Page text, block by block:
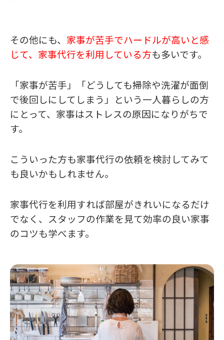
その他にも、 家事が苦手でハードルが高いと感
じて、家事代行を利用している方も多いです。
「家事が苦手」「どうしても掃除や洗濯が面倒
で後回しにしてしまう」という一人暮らしの方
にとって、家事はストレスの原因になりがちで
す。
こういった方も家事代行の依頼を検討してみて
も良いかもしれません。
家事代行を利用すれば部屋がきれいになるだけ
でなく、スタッフの作業を見て効率の良い家事
のコツも学べます。